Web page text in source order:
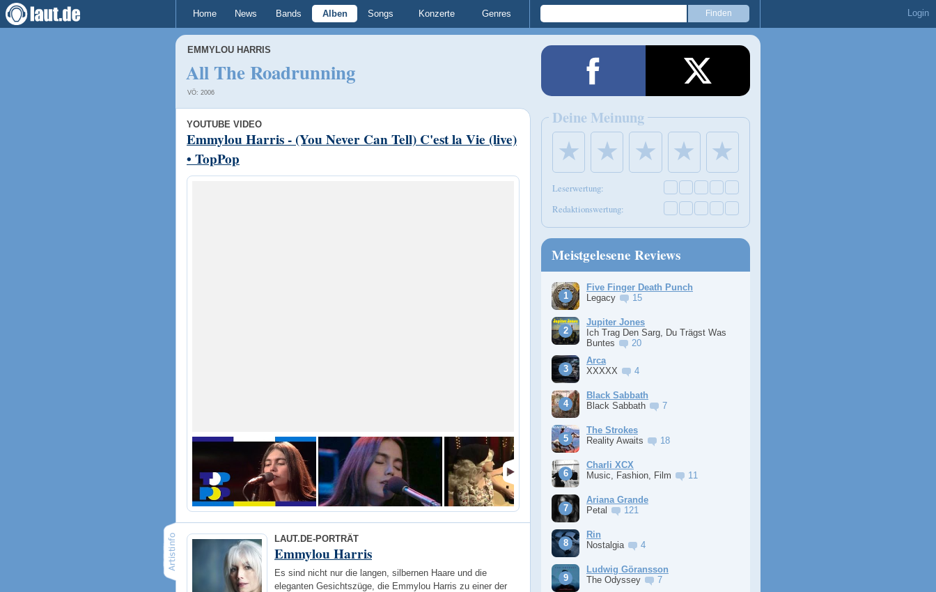
Home News Bands Alben Songs Konzerte Genres Login
EMMYLOU HARRIS
All The Roadrunning
VÖ: 2006
YOUTUBE VIDEO
Emmylou Harris - (You Never Can Tell) C'est la Vie (live)
• TopPop
LAUT.DE-PORTRÄT
Emmylou Harris
Es sind nicht nur die langen, silbernen Haare und die
eleganten Gesichtszüge, die Emmylou Harris zu einer der
Deine Meinung
★ ★ ★ ★ ★
Leserwertung:
Redaktionswertung:
Meistgelesene Reviews
Five Finger Death Punch
Legacy
15
Jupiter Jones
Ich Trag Den Sarg, Du Trägst Was
Buntes
20
Arca
XXXXX
4
Black Sabbath
Black Sabbath
7
The Strokes
Reality Awaits
18
Charli XCX
Music, Fashion, Film
11
Ariana Grande
Petal
121
Rin
Nostalgia
4
Ludwig Göransson
The Odyssey
7